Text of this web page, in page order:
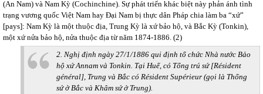
(An Nam) và Nam Kỳ (Cochinchine). Sự phát triển khác biệt này phản ánh tình
trạng vương quốc Việt Nam hay Đại Nam bị thực dân Pháp chia làm ba “xứ”
[pays]: Nam Kỳ là một thuộc địa, Trung Kỳ là xứ bảo hộ, và Bắc Kỳ (Tonkin),
một xứ nửa bảo hộ, nửa thuộc địa từ năm 1874-1886. (2)
2. Nghị định ngày 27/1/1886 qui định tổ chức Nhà nước Bảo
hộ xứ Annam và Tonkin. Tại Huế, có Tổng trú sứ [Résident
général], Trung và Bắc có Résident Supérieur (gọi là Thống
sứ ở Bắc và Khâm sứ ở Trung).